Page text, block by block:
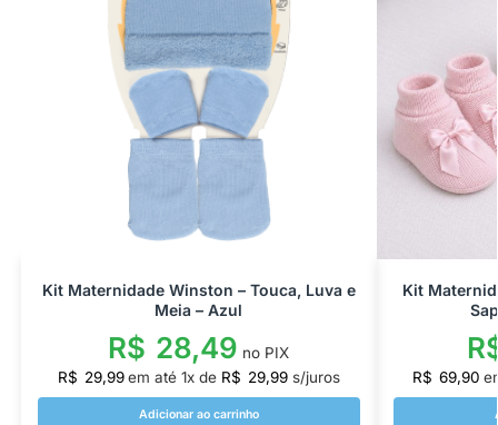
Kit Maternidade Winston – Touca, Luva e
Meia – Azul
R$ 28,49 no PIX
R$ 29,99 em até 1x de R$ 29,99s/juros
Adicionar ao carrinho
Kit
R$ 69,90